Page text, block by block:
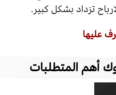
تزداد بشكل كبير.
عليها
أهم المتطلبات